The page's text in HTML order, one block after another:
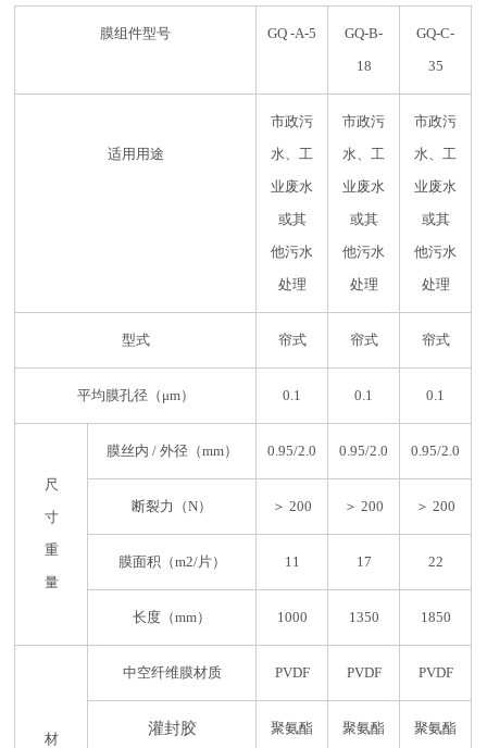
膜组件型号 GQ -A-5
GQ-B-
18
GQ-C-
35
适用用途
市政污
水、工
业废水
或其
他污水
处理
市政污
水、工
业废水
或其
他污水
处理
市政污
水、工
业废水
或其
他污水
处理
型式 帘式 帘式 帘式
平均膜孔径（μm） 0.1 0.1 0.1
尺
寸
重
量
膜丝内 / 外径（mm） 0.95/2.0 0.95/2.0 0.95/2.0
断裂力（N） ＞ 200 ＞ 200 ＞ 200
膜面积（m2/片） 11 17 22
长度（mm） 1000 1350 1850
材
中空纤维膜材质 PVDF PVDF PVDF
灌封胶 聚氨酯 聚氨酯 聚氨酯